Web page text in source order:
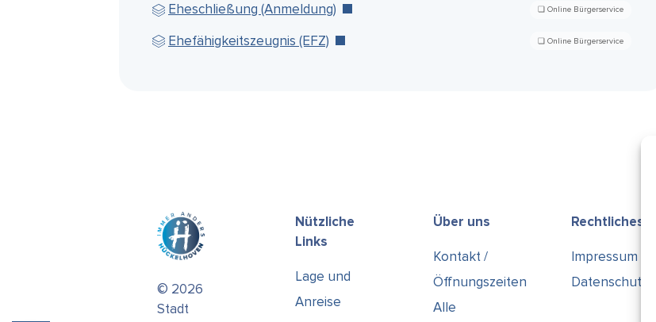
Eheschließung (Anmeldung)
Ehefähigkeitszeugnis (EFZ)
© 2026
Stadt
Nützliche
Links
Lage und
Anreise
Über uns
Kontakt /
Öffnungszeiten
Alle
Rechtliches
Impressum
Datenschutz